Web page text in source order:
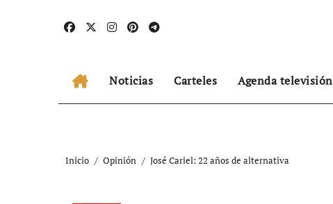
Noticias Carteles Agenda televisión
Inicio Opinión José Cariel: 22 años de alternativa